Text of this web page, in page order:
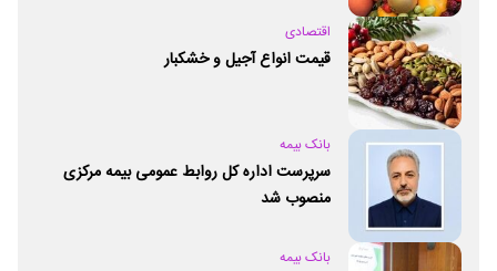
اقتصادی
قیمت انواع آجیل و خشکبار
بانک بیمه
سرپرست اداره کل روابط عمومی بیمه مرکزی
منصوب شد
بانک بیمه